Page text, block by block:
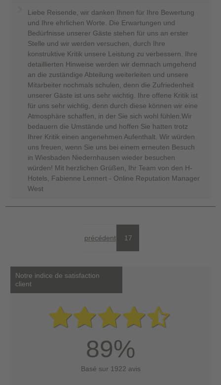
Liebe Reisende, wir danken Ihnen für Ihre Bewertung
und Ihre ehrlichen Worte. Die Erwartungen und
Bedürfnisse unserer Gäste stehen für uns an erster
Stelle und wir werden versuchen, durch Ihre
konstruktive Kritik unsere Leistung zu verbessern. Ihre
detaillierten Hinweise werden wir demnach umgehend
an die zuständige Abteilung weiterleiten und unsere
Mitarbeiter nochmals schulen, denn die Zufriedenheit
unserer Gäste ist uns sehr wichtig. Ihre offene Kritik ist
für uns sehr wichtig, denn durch diese können wir eine
Atmosphäre schaffen, in der Sie sich wohl fühlen.Wir
bedauern die Umstände und hoffen Sie hatten trotz
Ihrer Kritik einen angenehmen Aufenthalt. Wir würden
uns freuen, wenn Sie uns bei einem erneuten Besuch
in Wiesbaden Niedernhausen wieder besuchen
würden! Mit herzlichen Grüßen, Ihr Team von den H-
Hotels, Fabienne Lennert - Online Reputation Manager
West
précédent 17
Notre indice de satisfaction
client
89%
Basé sur 1922 avis